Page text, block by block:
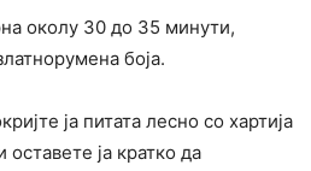
околу 30 до 35 минути,
боја.
ја питата лесно со хартија
оставете ја кратко да